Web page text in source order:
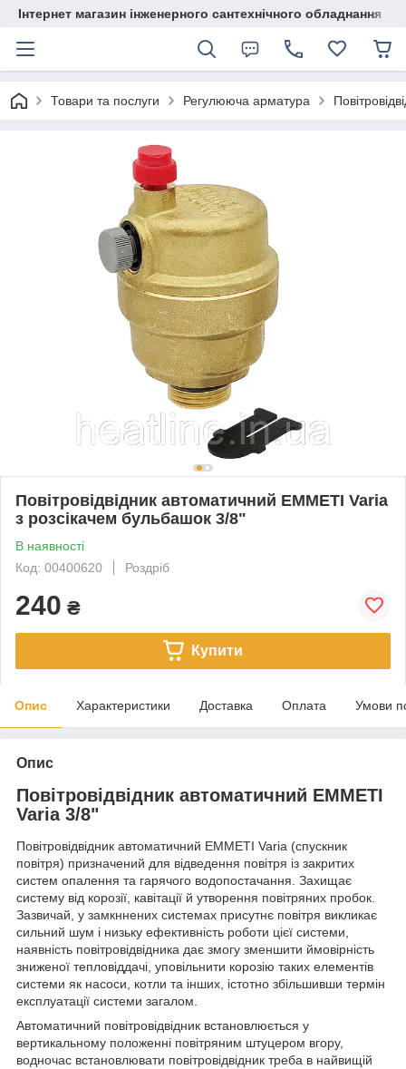
Інтернет магазин інженерного сантехнічного обладнання
Товари та послуги Регулююча арматура
Повітровідвідник автоматичний EMMETI Varia
з розсікачем бульбашок 3/8"
В наявності
Код: 00400620
Роздріб
240 ₴
Купити
Опис Характеристики Доставка Оплата Умови
Опис
Повітровідвідник автоматичний EMMETI
Varia 3/8"
Повітровідвідник автоматичний EMMETI Varia (спускник
повітря) призначений для відведення повітря із закритих
систем опалення та гарячого водопостачання. Захищає
систему від корозії, кавітації й утворення повітряних пробок.
Зазвичай, у замкннених системах присутнє повітря викликає
сильний шум і низьку ефективність роботи цієї системи,
наявність повітровідвідника дає змогу зменшити ймовірність
зниженої тепловіддачі, уповільнити корозію таких елементів
системи як насоси, котли та інших, істотно збільшивши термін
експлуатації системи загалом.
Автоматичний повітровідвідник встановлюється у
вертикальному положенні повітряним штуцером вгору,
водночас встановлювати повітровідвідник треба в найвищій